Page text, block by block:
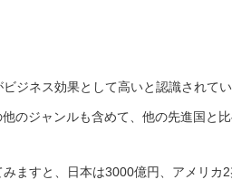
ジネス効果として高いと認識されて
のジャンルも含めて、他の先進国と
ますと、日本は3000億円、アメリ